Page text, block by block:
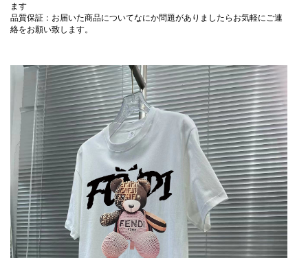
ます
品質保証：お届いた商品についてなにか問題がありましたらお気軽にご連
絡をお願い致します。